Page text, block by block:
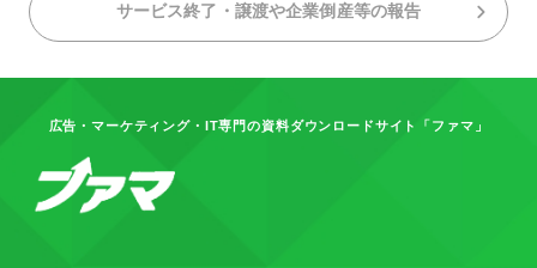
サービス終了・譲渡や企業倒産等の報告
広告・マーケティング・IT専門の資料ダウンロードサイト「ファマ」